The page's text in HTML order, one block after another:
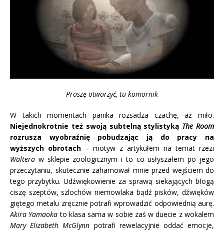
Proszę otworzyć, tu komornik
W takich momentach panika rozsadza czachę, aż miło.
Niejednokrotnie też swoją subtelną stylistyką The Room
rozrusza wyobraźnię pobudzając ją do pracy na
wyższych obrotach – motyw z artykułem na temat rzezi
Waltera w sklepie zoologicznym i to co usłyszałem po jego
przeczytaniu, skutecznie zahamował mnie przed wejściem do
tego przybytku. Udźwiękowienie za sprawą siekających błogą
ciszę szeptów, szlochów niemowlaka bądź pisków, dźwięków
giętego metalu zręcznie potrafi wprowadzić odpowiednią aurę.
Akira Yamaoka to klasa sama w sobie zaś w duecie z wokalem
Mary Elizabeth McGlynn potrafi rewelacyjnie oddać emocje,